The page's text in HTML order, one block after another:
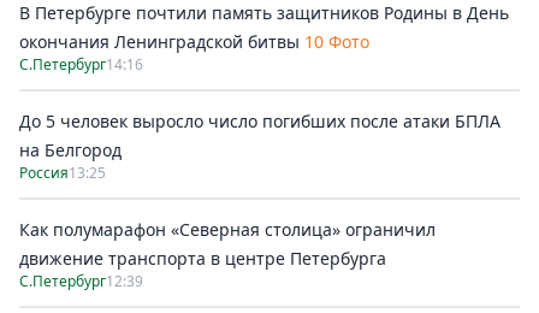
В Петербурге почтили память защитников Родины в День
окончания Ленинградской битвы 10 Фото
С.Петербург14:16
До 5 человек выросло число погибших после атаки БПЛА
на Белгород
Россия13:25
Как полумарафон «Северная столица» ограничил
движение транспорта в центре Петербурга
С.Петербург12:39